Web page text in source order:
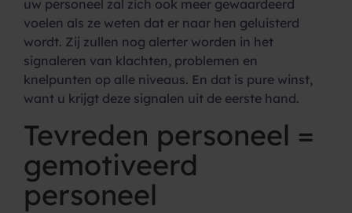
uw personeel zal zich ook meer gewaardeerd
voelen als ze weten dat er naar hen geluisterd
wordt. Zij zullen nog alerter worden in het
signaleren van klachten, problemen en
knelpunten op alle niveaus. En dat is pure winst,
want u krijgt deze signalen uit de eerste hand.
Tevreden personeel =
gemotiveerd
personeel